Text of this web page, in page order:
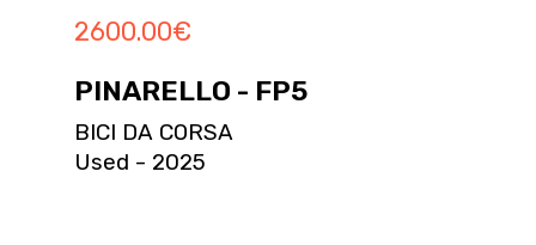
2600.00€
PINARELLO - FP5
BICI DA CORSA
Used - 2025